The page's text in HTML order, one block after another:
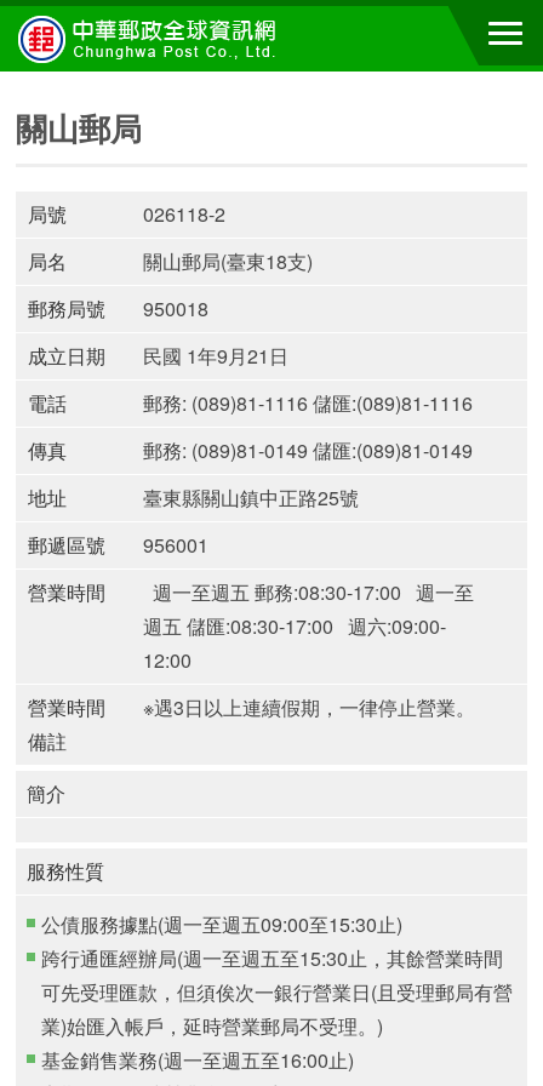
關山郵局
局號
026118-2
局名
關山郵局(臺東18支)
郵務局號
950018
成立日期
民國 1年9月21日
電話
郵務: (089)81-1116 儲匯:(089)81-1116
傳真
郵務: (089)81-0149 儲匯:(089)81-0149
地址
臺東縣關山鎮中正路25號
郵遞區號
956001
營業時間
週一至週五 郵務:08:30-17:00 週一至
週五 儲匯:08:30-17:00 週六:09:00-
12:00
營業時間
備註
※遇3日以上連續假期，一律停止營業。
簡介
服務性質
公債服務據點(週一至週五09:00至15:30止)
跨行通匯經辦局(週一至週五至15:30止，其餘營業時間
可先受理匯款，但須俟次一銀行營業日(且受理郵局有營
業)始匯入帳戶，延時營業郵局不受理。)
基金銷售業務(週一至週五至16:00止)